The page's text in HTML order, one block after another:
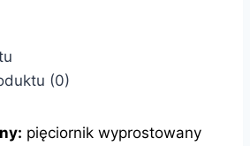
(0)
pięciornik wyprostowany